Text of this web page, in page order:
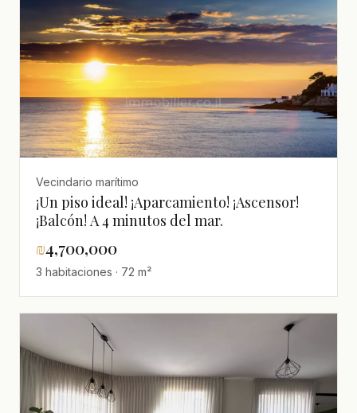
Vecindario marítimo
¡Un piso ideal! ¡Aparcamiento! ¡Ascensor!
¡Balcón! A 4 minutos del mar.
₪4,700,000
3 habitaciones · 72 m²